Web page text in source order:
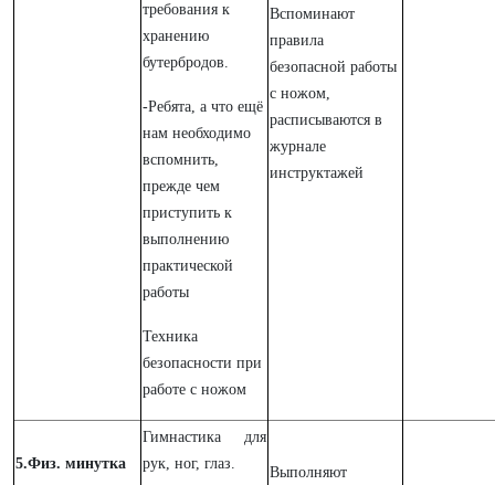
требования к
хранению
бутербродов.
-Ребята, а что ещё
нам необходимо
вспомнить,
прежде чем
приступить к
выполнению
практической
работы
Техника
безопасности при
работе с ножом
Вспоминают
правила
безопасной работы
с ножом,
расписываются в
журнале
инструктажей
5.Физ. минутка
Гимнастика для
рук, ног, глаз.
Выполняют